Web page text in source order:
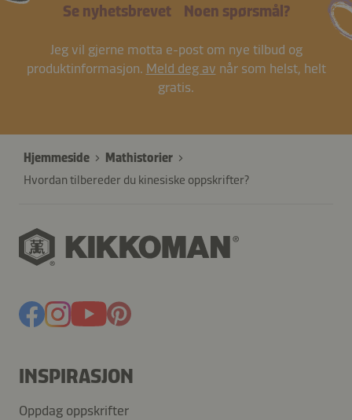
Se nyhetsbrevet Noen spørsmål?
Jeg vil gjerne motta e-post om nye tilbud og
produktinformasjon. Meld deg av når som helst, helt
gratis.
Hjemmeside
Mathistorier
Hvordan tilbereder du kinesiske oppskrifter?
INSPIRASJON
Oppdag oppskrifter